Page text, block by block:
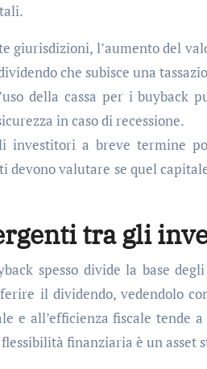
giurisdizioni, l’aumento del
che subisce una
della cassa per i buyback
in caso di recessione.
investitori a breve termine
devono valutare se quel
tra gli
spesso divide la base
il dividendo, vedendolo
e all’efficienza fiscale tende
finanziaria è un asset